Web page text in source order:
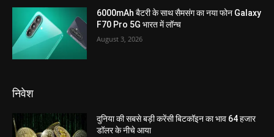
6000mAh बैटरी के साथ सैमसंग का नया फोन Galaxy
F70 Pro 5G भारत में लॉन्च
August 3, 2026
निवेश
दुनिया की सबसे बड़ी करेंसी बिटकॉइन का भाव 64 हजार
डॉलर के नीचे आया